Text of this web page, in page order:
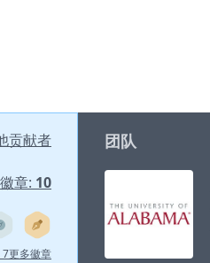
贡献者
徽章: 10
7更多徽章
团队